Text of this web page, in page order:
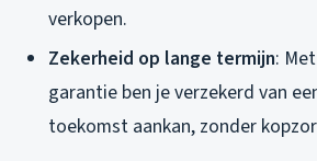
verkopen.
Zekerheid op lange termijn:
garantie ben je verzekerd van
toekomst aankan, zonder